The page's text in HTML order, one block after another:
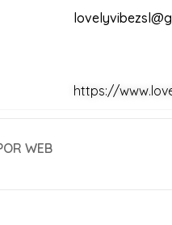
https://
WEB